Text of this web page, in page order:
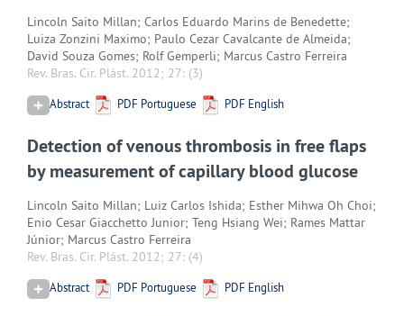
Lincoln Saito Millan; Carlos Eduardo Marins de Benedette;
Luiza Zonzini Maximo; Paulo Cezar Cavalcante de Almeida;
David Souza Gomes; Rolf Gemperli; Marcus Castro Ferreira
Rev. Bras. Cir. Plást. 2012; 27: (3)
Abstract PDF Portuguese PDF English
Detection of venous thrombosis in free flaps
by measurement of capillary blood glucose
Lincoln Saito Millan; Luiz Carlos Ishida; Esther Mihwa Oh Choi;
Enio Cesar Giacchetto Junior; Teng Hsiang Wei; Rames Mattar
Júnior; Marcus Castro Ferreira
Rev. Bras. Cir. Plást. 2012; 27: (4)
Abstract PDF Portuguese PDF English